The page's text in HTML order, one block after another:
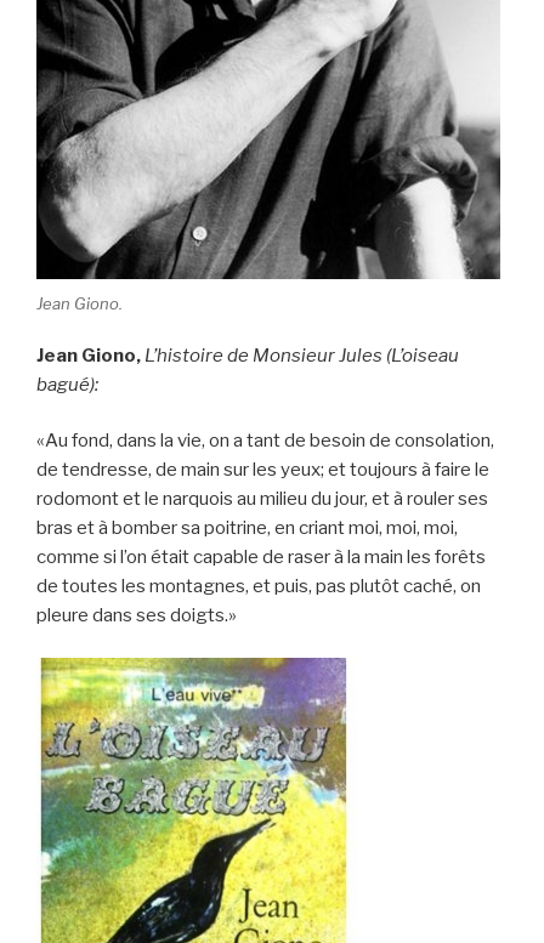
Jean Giono.
Jean Giono, L’histoire de Monsieur Jules (L’oiseau
bagué):
«Au fond, dans la vie, on a tant de besoin de consolation,
de tendresse, de main sur les yeux; et toujours à faire le
rodomont et le narquois au milieu du jour, et à rouler ses
bras et à bomber sa poitrine, en criant moi, moi, moi,
comme si l’on était capable de raser à la main les forêts
de toutes les montagnes, et puis, pas plutôt caché, on
pleure dans ses doigts.»